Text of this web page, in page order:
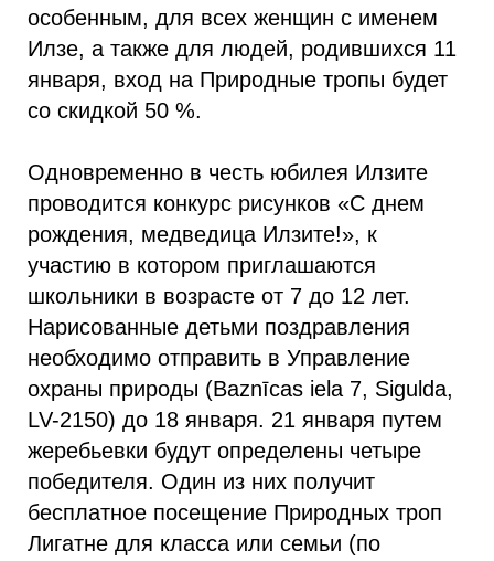
особенным, для всех женщин с именем
Илзе, а также для людей, родившихся 11
января, вход на Природные тропы будет
со скидкой 50 %.
Одновременно в честь юбилея Илзите
проводится конкурс рисунков «С днем
рождения, медведица Илзите!», к
участию в котором приглашаются
школьники в возрасте от 7 до 12 лет.
Нарисованные детьми поздравления
необходимо отправить в Управление
охраны природы (Baznīcas iela 7, Sigulda,
LV-2150) до 18 января. 21 января путем
жеребьевки будут определены четыре
победителя. Один из них получит
бесплатное посещение Природных троп
Лигатне для класса или семьи (по